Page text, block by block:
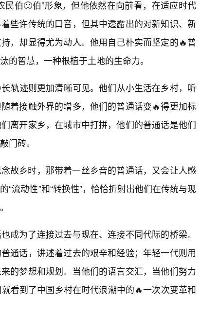
民伯🙂伯”形象，但他依然在向前看，在适应时代
些许传统的口音，但其中透露出的对新知识、新
，却显得尤为动人。他用自己朴实而坚定的🔥普
的智慧，一种根植于土地的生命力。
轨迹则更加清晰可见。他们从小生活在乡村，听
着接触外界的增多，他们的普通话变🔥得更加标
离开家乡，在城市中打拼，他们的普通话是他们
门砖。
故乡时，那带着一丝乡音的普通话，又会让人感
流动性”和“转换性”，恰恰折射出他们在传统与现
成为了连接过去与现在、连接不同代际的桥梁。
通话，讲述着过去的艰辛和经验；年轻一代则用
的梦想和规划。当他们的语言交汇，当他们努力
看到了中国乡村在时代浪潮中的🔥一次次变革和